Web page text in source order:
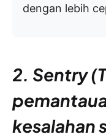
dengan lebih
2. Sentry
kesalahan